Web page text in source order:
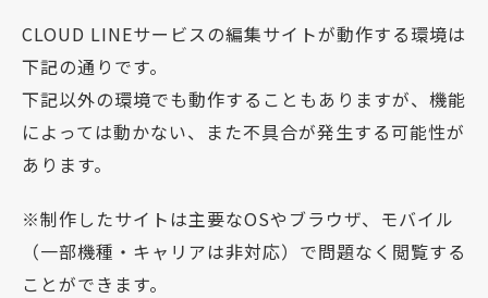
CLOUD LINEサービスの編集サイトが動作する環境は
下記の通りです。
下記以外の環境でも動作することもありますが、機能
によっては動かない、また不具合が発生する可能性が
あります。
※制作したサイトは主要なOSやブラウザ、モバイル
（一部機種・キャリアは非対応）で問題なく閲覧する
ことができます。